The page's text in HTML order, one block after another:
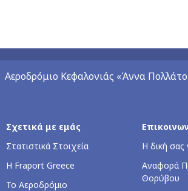
Αεροδρόμιο Κεφαλονιάς «Άννα
Σχετικά με εμάς
Στατιστικά Στοιχεία
Η Fraport Greece
Το Αεροδρόμιο
Η δική
Αναφορά
Θορύβου